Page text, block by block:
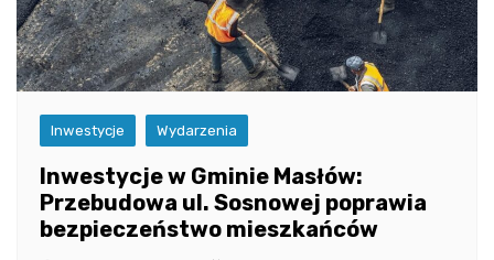
Inwestycje Wydarzenia
Inwestycje w Gminie Masłów:
Przebudowa ul. Sosnowej poprawia
bezpieczeństwo mieszkańców